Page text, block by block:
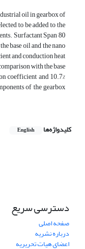
oil in gearbox of
to be added to the
Surfactant Span 80
base oil and the nano
and conduction heat
with the base
coefficient and 10.7%
of the gearbox
کلیدواژه‌ها English
دسترسی سریع
صفحه اصلی
درباره نشریه
اعضای هیات تحریریه